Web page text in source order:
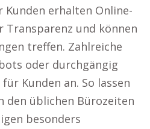
Kunden erhalten Online-
Transparenz und können
treffen. Zahlreiche
oder durchgängig
Kunden an. So lassen
den üblichen Bürozeiten
besonders